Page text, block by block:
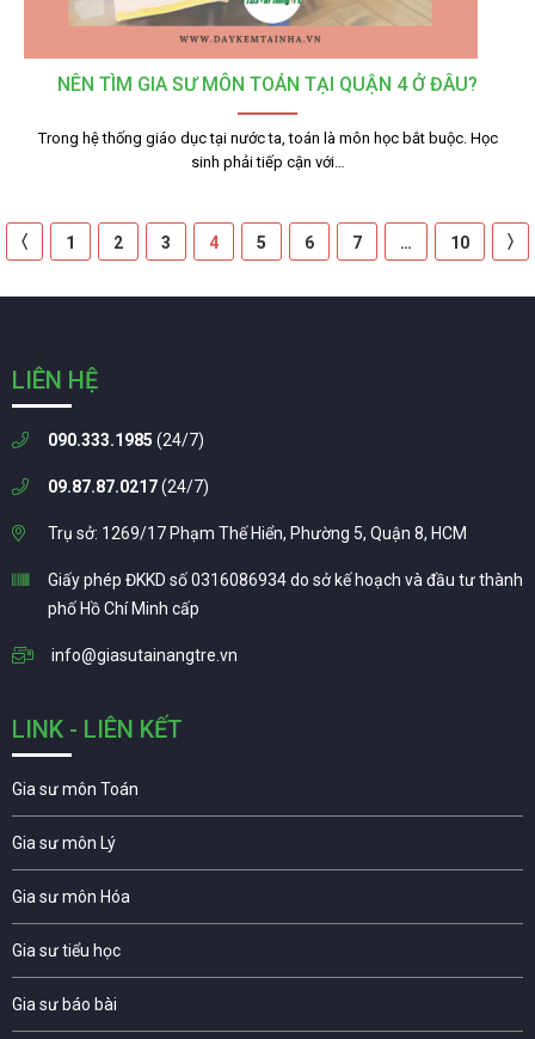
NÊN TÌM GIA SƯ MÔN TOÁN TẠI QUẬN 4 Ở ĐÂU?
Trong hệ thống giáo dục tại nước ta, toán là môn học bắt buộc. Học
sinh phải tiếp cận với…
〈 1 2 3 4 5 6 7 … 10 〉
LIÊN HỆ
090.333.1985 (24/7)
09.87.87.0217(24/7)
Trụ sở: 1269/17 Phạm Thế Hiển, Phường 5, Quận 8, HCM
Giấy phép ĐKKD số 0316086934 do sở kế hoạch và đầu tư thành
phố Hồ Chí Minh cấp
info@giasutainangtre.vn
LINK - LIÊN KẾT
Gia sư môn Toán
Gia sư môn Lý
Gia sư môn Hóa
Gia sư tiểu học
Gia sư báo bài